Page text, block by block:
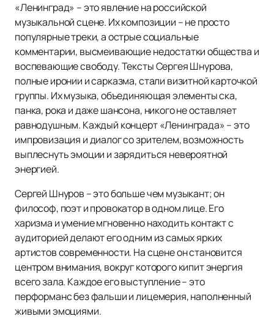
«Ленинград» – это явление на российской
музыкальной сцене. Их композиции – не просто
популярные треки, а острые социальные
комментарии, высмеивающие недостатки общества и
воспевающие свободу. Тексты Сергея Шнурова,
полные иронии и сарказма, стали визитной карточкой
группы. Их музыка, объединяющая элементы ска,
панка, рока и даже шансона, никого не оставляет
равнодушным. Каждый концерт «Ленинграда» – это
импровизация и диалог со зрителем, возможность
выплеснуть эмоции и зарядиться невероятной
энергией.
Сергей Шнуров – это больше чем музыкант; он
философ, поэт и провокатор в одном лице. Его
харизма и умение мгновенно находить контакт с
аудиторией делают его одним из самых ярких
артистов современности. На сцене он становится
центром внимания, вокруг которого кипит энергия
всего зала. Каждое его выступление – это
перформанс без фальши и лицемерия, наполненный
живыми эмоциями.